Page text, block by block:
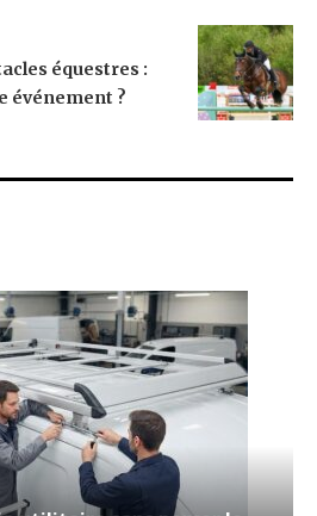
équestres :
événement ?